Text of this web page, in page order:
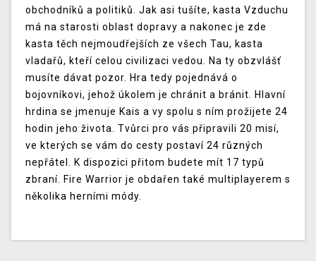
obchodníků a politiků. Jak asi tušíte, kasta Vzduchu
má na starosti oblast dopravy a nakonec je zde
kasta těch nejmoudřejších ze všech Tau, kasta
vladařů, kteří celou civilizaci vedou. Na ty obzvlášť
musíte dávat pozor. Hra tedy pojednává o
bojovníkovi, jehož úkolem je chránit a bránit. Hlavní
hrdina se jmenuje Kais a vy spolu s ním prožijete 24
hodin jeho života. Tvůrci pro vás připravili 20 misí,
ve kterých se vám do cesty postaví 24 různých
nepřátel. K dispozici přitom budete mít 17 typů
zbraní. Fire Warrior je obdařen také multiplayerem s
několika herními módy.